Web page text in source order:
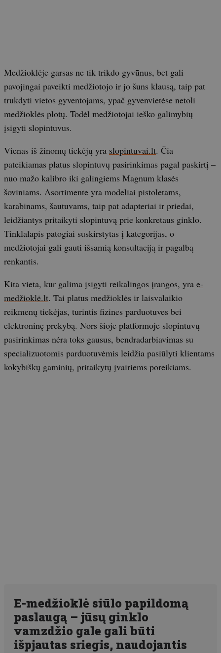
Medžioklėje garsas ne tik trikdo gyvūnus, bet gali
pavojingai paveikti medžiotojo ir jo šuns klausą, taip pat
trukdyti vietos gyventojams, ypač gyvenvietėse netoli
medžioklės plotų. Todėl medžiotojai ieško galimybių
įsigyti slopintuvus.
Vienas iš žinomų tiekėjų yra slopintuvai.lt. Čia
pateikiamas platus slopintuvų pasirinkimas pagal paskirtį –
nuo mažo kalibro iki galingiems Magnum klasės
šoviniams. Asortimente yra modeliai pistoletams,
karabinams, šautuvams, taip pat adapteriai ir priedai,
leidžiantys pritaikyti slopintuvą prie konkretaus ginklo.
Tinklalapis patogiai suskirstytas į kategorijas, o
medžiotojai gali gauti išsamią konsultaciją ir pagalbą
renkantis.
Kita vieta, kur galima įsigyti reikalingos įrangos, yra e-
medžioklė.lt. Tai platus medžioklės ir laisvalaikio
reikmenų tiekėjas, turintis fizines parduotuves bei
elektroninę prekybą. Nors šioje platformoje slopintuvų
pasirinkimas nėra toks gausus, bendradarbiavimas su
specializuotomis parduotuvėmis leidžia pasiūlyti klientams
kokybiškų gaminių, pritaikytų įvairiems poreikiams.
E-medžioklė siūlo papildomą
paslaugą – jūsų ginklo
vamzdžio gale gali būti
išpjautas sriegis, naudojantis